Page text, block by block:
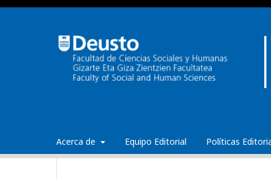
Acerca de Equipo Editorial Políticas